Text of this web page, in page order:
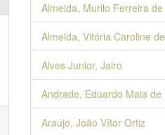
Almeida, Murilo Ferreira de
Almeida, Vitória Caroline de
Alves Junior, Jairo
Andrade, Eduardo Maia de
Araújo, João Vítor Ortiz